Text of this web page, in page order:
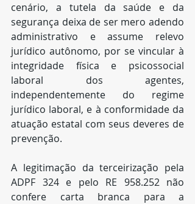
cenário, a tutela da saúde e da
segurança deixa de ser mero adendo
administrativo e assume relevo
jurídico autônomo, por se vincular à
integridade física e psicossocial
laboral dos agentes,
independentemente do regime
jurídico laboral, e à conformidade da
atuação estatal com seus deveres de
prevenção.
A legitimação da terceirização pela
ADPF 324 e pelo RE 958.252 não
confere carta branca para a